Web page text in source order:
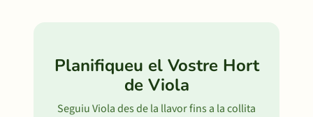
Planifiqueu el Vostre Hort
de Viola
Seguiu Viola des de la llavor fins a la collita